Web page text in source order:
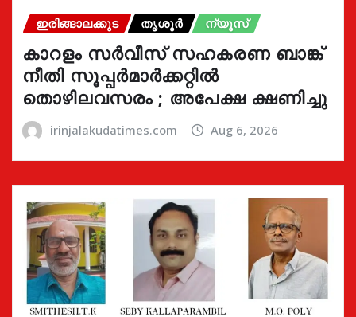
ഇരിങ്ങാലക്കുട തൃശൂർ ന്യൂസ്
കാറളം സർവീസ് സഹകരണ ബാങ്ക്
നീതി സൂപ്പർമാർക്കറ്റിൽ
തൊഴിലവസരം ; അപേക്ഷ ക്ഷണിച്ചു
irinjalakudatimes.com Aug 6, 2026